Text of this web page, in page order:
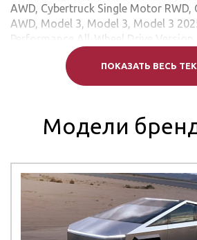
AWD, Cybertruck Single Motor
AWD, Model 3, Model 3, Model 3
Performance All-Wheel Drive
подойдут для городских и
ПОКАЗАТЬ ВЕСЬ
Модели